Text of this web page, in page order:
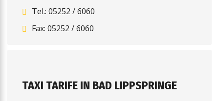
Tel.: 05252 / 6060
Fax: 05252 / 6060
TAXI TARIFE IN BAD LIPPSPRINGE